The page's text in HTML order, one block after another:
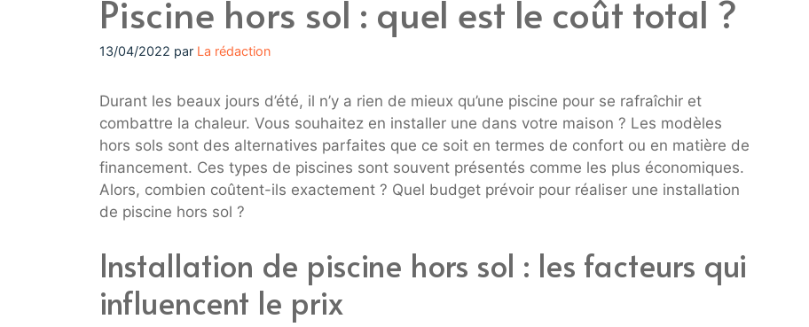
Piscine hors sol : quel est le coût total ?
13/04/2022 par La rédaction
Durant les beaux jours d’été, il n’y a rien de mieux qu’une piscine pour se rafraîchir et
combattre la chaleur. Vous souhaitez en installer une dans votre maison ? Les modèles
hors sols sont des alternatives parfaites que ce soit en termes de confort ou en matière de
financement. Ces types de piscines sont souvent présentés comme les plus économiques.
Alors, combien coûtent-ils exactement ? Quel budget prévoir pour réaliser une installation
de piscine hors sol ?
Installation de piscine hors sol : les facteurs qui
influencent le prix